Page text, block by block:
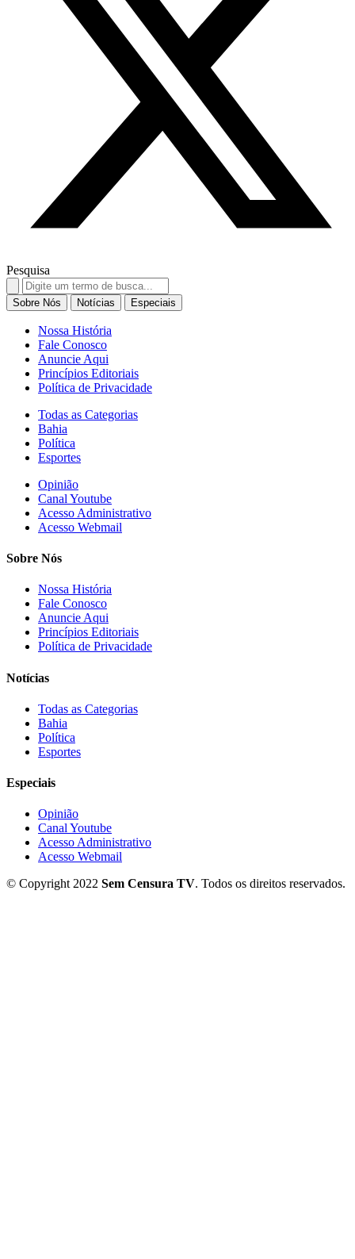
Pesquisa
Search
for:
Sobre Nós Notícias Especiais
Nossa História
Fale Conosco
Anuncie Aqui
Princípios Editoriais
Política de Privacidade
Todas as Categorias
Bahia
Política
Esportes
Opinião
Canal Youtube
Acesso Administrativo
Acesso Webmail
Sobre Nós
Nossa História
Fale Conosco
Anuncie Aqui
Princípios Editoriais
Política de Privacidade
Notícias
Todas as Categorias
Bahia
Política
Esportes
Especiais
Opinião
Canal Youtube
Acesso Administrativo
Acesso Webmail
© Copyright 2022 Sem Censura TV. Todos os direitos reservados.